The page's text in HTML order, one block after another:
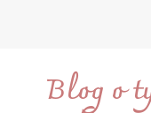
Blog o